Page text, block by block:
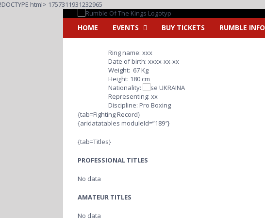
!DOCTYPE html> 1757311931232965
till
HOME EVENTS BUY TICKETS RUMBLE INFO
Ring name: xxx
Date of birth: xxxx-xx-xx
Weight: 67 Kg
Height: 180 cm
Nationality:
UKRAINA
Representing: xx
Discipline: Pro Boxing
{tab=Fighting Record}
{aridatatables moduleId=”189″}
{tab=Titles}
PROFESSIONAL TITLES
No data
AMATEUR TITLES
No data